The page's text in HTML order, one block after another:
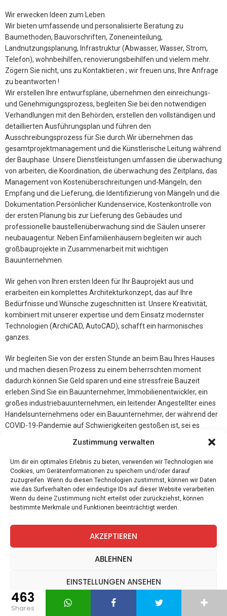
Zustimmung verwalten
Um dir ein optimales Erlebnis zu bieten, verwenden wir Technologien wie
Cookies, um Geräteinformationen zu speichern und/oder darauf
zuzugreifen. Wenn du diesen Technologien zustimmst, können wir Daten
wie das Surfverhalten oder eindeutige IDs auf dieser Website verarbeiten.
Wenn du deine Zustimmung nicht erteilst oder zurückziehst, können
bestimmte Merkmale und Funktionen beeinträchtigt werden.
AKZEPTIEREN
ABLEHNEN
EINSTELLUNGEN ANSEHEN
Datenschutz Datenschutz Impressum
Wir erwecken Ideen zum Leben.
Wir bieten umfassende und personalisierte Beratung zu
Baumethoden, Bauvorschriften, Zoneneinteilung,
Landnutzungsplanung, Infrastruktur (Abwasser, Wasser, Strom,
Telefon), wohnbeihilfen, renovierungsbeihilfen und vielem mehr.
Zögern Sie nicht, uns zu Kontaktieren ; wir freuen uns, Ihre Anfrage
zu beantworten !
Wir erstellen Ihre entwurfspläne, übernehmen den einreichungs-
und Genehmigungsprozess, begleiten Sie bei den notwendigen
Verhandlungen mit den Behörden, erstellen den vollständigen und
detaillierten Ausführungsplan und führen den
Ausschreibungsprozess für Sie durch.Wir übernehmen das
gesamtprojektmanagement und die Künstlerische Leitung während
der Bauphase. Unsere Dienstleistungen umfassen die überwachung
von arbeiten, die Koordination, die überwachung des Zeitplans, das
Management von Kostenüberschreitungen und-Mängeln, den
Empfang und die Lieferung, die Identifizierung von Mängeln und die
Dokumentation.Persönlicher Kundenservice, Kostenkontrolle von
der ersten Planung bis zur Lieferung des Gebäudes und
professionelle baustellenüberwachung sind die Säulen unserer
neubauagentur. Neben Einfamilienhäusern begleiten wir auch
großbauprojekte in Zusammenarbeit mit wichtigen
Bauunternehmen.
Wir gehen von Ihren ersten Ideen für Ihr Bauprojekt aus und
erarbeiten ein komplettes Architekturkonzept, das auf Ihre
Bedürfnisse und Wünsche zugeschnitten ist. Unsere Kreativität,
kombiniert mit unserer expertise und dem Einsatz modernster
Technologien (ArchiCAD, AutoCAD), schafft ein harmonisches
ganzes.
Wir begleiten Sie von der ersten Stunde an beim Bau Ihres Hauses
und machen diesen Prozess zu einem beherrschten moment
dadurch können Sie Geld sparen und eine stressfreie Bauzeit
erleben.Sind Sie ein Bauunternehmer, Immobilienentwickler, ein
großes industriebauunternehmen, ein leitender Angestellter eines
Handelsunternehmens oder ein Bauunternehmer, der während der
COVID-19-Pandemie auf Schwierigkeiten gestoßen ist, sei es
wenn Sie CFO eines Unternehmens in einer Krise sind und Geld von
einem lizenzierten Makler-Kreditnehmer benötigen
(Registrierungsnummer : 8658873) ? Heute konkurrieren diese
unvollendeten Projekte mit ehrgeizigen Anträgen auf baudarlehen
etablierter Entwickler. Benötigen Sie Investmentfonds, um Ihr
Unternehmen zu Gründen oder Ihr Projekt zu finanzieren ? Ich bin
(Deutschland und Schweiz) handelt, und biete in Zusammenarbeit
mit der HSBC Bank Germany und mehreren anderen Banken
verschiedene Arten von fonds und Anlagen in verschiedenen
Sektoren an, insbesondere in den folgenden Bereichen :
Entwicklung: von wohnen bis Gewerbe können wir Ihnen helfen, Ihre
vision zu verwirklichen.
*** Akquisition: benötigen Sie eine Finanzierung, um einen
463
shares